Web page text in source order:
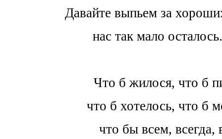
Давайте выпьем за
нас так мало
Что б жилося, что б
что б хотелось, что б
что бы всем, всегда,